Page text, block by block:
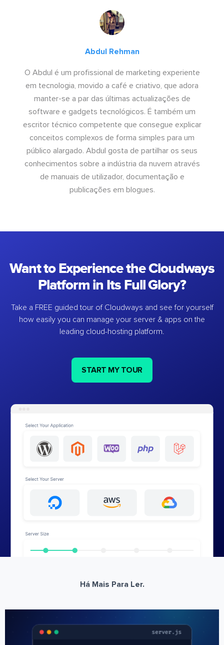
Abdul Rehman
O Abdul é um profissional de marketing experiente
em tecnologia, movido a café e criativo, que adora
manter-se a par das últimas actualizações de
software e gadgets tecnológicos. É também um
escritor técnico competente que consegue explicar
conceitos complexos de forma simples para um
público alargado. Abdul gosta de partilhar os seus
conhecimentos sobre a indústria da nuvem através
de manuais de utilizador, documentação e
publicações em blogues.
Want to Experience the Cloudways
Platform in Its Full Glory?
Take a FREE guided tour of Cloudways and see for yourself
how easily you can manage your server & apps on the
leading cloud-hosting platform.
START MY TOUR
Há Mais Para Ler.